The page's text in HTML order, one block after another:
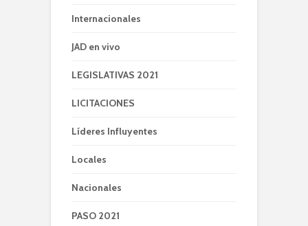
Internacionales
JAD en vivo
LEGISLATIVAS 2021
LICITACIONES
Líderes Influyentes
Locales
Nacionales
PASO 2021